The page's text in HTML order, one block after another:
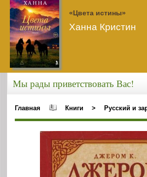
«Цвета истины»
Ханна Кристин
Мы рады приветствовать Вас!
Главная Книги > Русский и